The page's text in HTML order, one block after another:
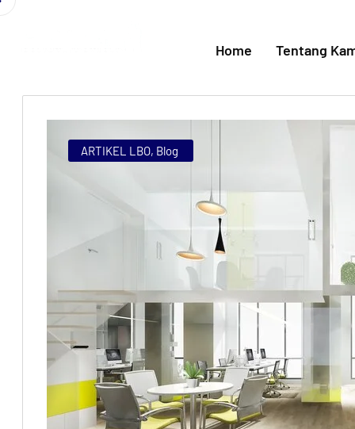
Home Tentang
ARTIKEL LBO, Blog